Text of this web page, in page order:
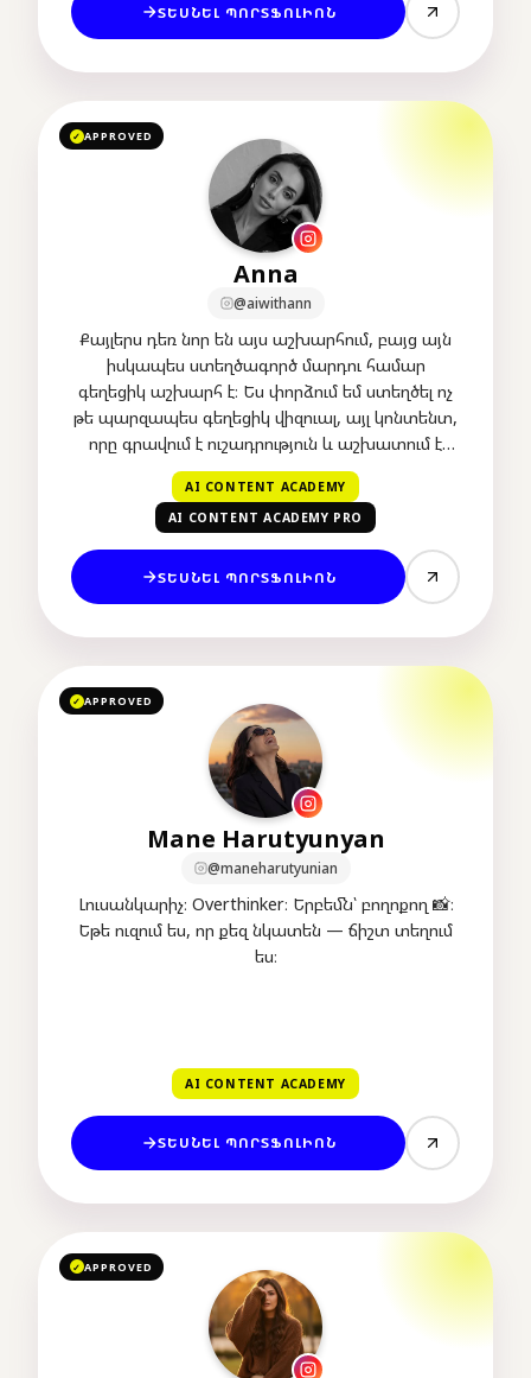
ՏԵՍՆԵԼ ՊՈՐՏՖՈԼԻՈՆ
✓APPROVED
Anna
@aiwithann
Քայլերս դեռ նոր են այս աշխարհում, բայց այն
իսկապես ստեղծագործ մարդու համար
գեղեցիկ աշխարհ է։ Ես փորձում եմ ստեղծել ոչ
թե պարզապես գեղեցիկ վիզուալ, այլ կոնտենտ,
որը գրավում է ուշադրություն և աշխատում է
վաճառքի համար։
AI CONTENT ACADEMY
AI CONTENT ACADEMY PRO
ՏԵՍՆԵԼ ՊՈՐՏՖՈԼԻՈՆ
✓ APPROVED
Mane Harutyunyan
@maneharutyunian
Լուսանկարիչ։ Overthinker։ Երբեմն՝ բողոքող 📸։
Եթե ուզում ես, որ քեզ նկատեն — ճիշտ տեղում
ես։
AI CONTENT ACADEMY
ՏԵՍՆԵԼ ՊՈՐՏՖՈԼԻՈՆ
✓ APPROVED